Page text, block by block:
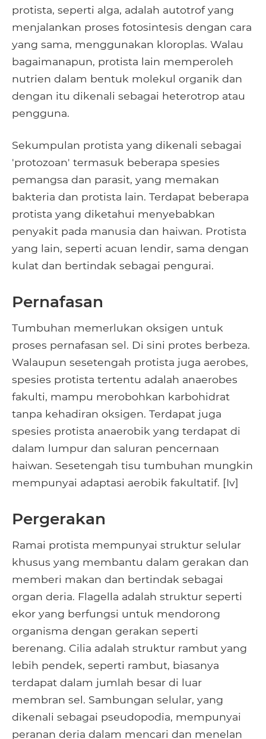
protista, seperti alga, adalah autotrof yang
menjalankan proses fotosintesis dengan cara
yang sama, menggunakan kloroplas. Walau
bagaimanapun, protista lain memperoleh
nutrien dalam bentuk molekul organik dan
dengan itu dikenali sebagai heterotrop atau
pengguna.
Sekumpulan protista yang dikenali sebagai
'protozoan' termasuk beberapa spesies
pemangsa dan parasit, yang memakan
bakteria dan protista lain. Terdapat beberapa
protista yang diketahui menyebabkan
penyakit pada manusia dan haiwan. Protista
yang lain, seperti acuan lendir, sama dengan
kulat dan bertindak sebagai pengurai.
Pernafasan
Tumbuhan memerlukan oksigen untuk
proses pernafasan sel. Di sini protes berbeza.
Walaupun sesetengah protista juga aerobes,
spesies protista tertentu adalah anaerobes
fakulti, mampu merobohkan karbohidrat
tanpa kehadiran oksigen. Terdapat juga
spesies protista anaerobik yang terdapat di
dalam lumpur dan saluran pencernaan
haiwan. Sesetengah tisu tumbuhan mungkin
mempunyai adaptasi aerobik fakultatif. [Iv]
Pergerakan
Ramai protista mempunyai struktur selular
khusus yang membantu dalam gerakan dan
memberi makan dan bertindak sebagai
organ deria. Flagella adalah struktur seperti
ekor yang berfungsi untuk mendorong
organisma dengan gerakan seperti
berenang. Cilia adalah struktur rambut yang
lebih pendek, seperti rambut, biasanya
terdapat dalam jumlah besar di luar
membran sel. Sambungan selular, yang
dikenali sebagai pseudopodia, mempunyai
peranan deria dalam mencari dan menelan